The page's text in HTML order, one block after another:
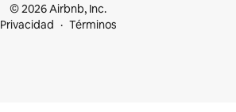
© 2026 Airbnb, Inc.
Privacidad
Términos